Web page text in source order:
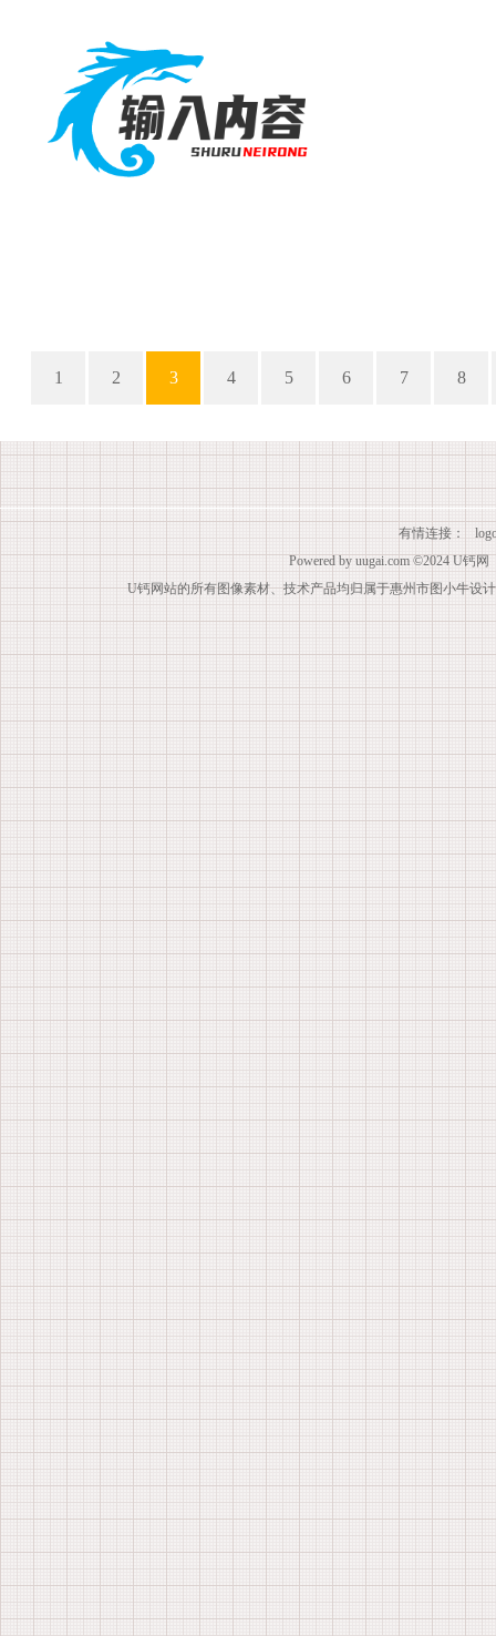
1 2 3 4 5 6 7 8
有情连接：
Powered by uugai.com ©2024 U钙网
U钙网站的所有图像素材、技术产品均归属于惠州市图小牛设